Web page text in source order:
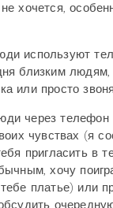
хочется,
используют
близким людям,
или просто
через телефон
чувствах (я
пригласить в
хочу
платье) или